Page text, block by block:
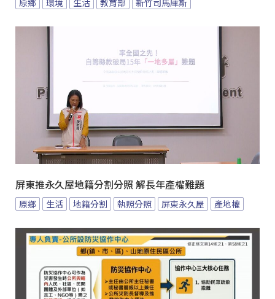
原鄉 環境 生活 教育部 新竹司馬庫斯
屏東推永久屋地籍分割分照 解長年產權難題
原鄉 生活 地籍分割 執照分照 屏東永久屋 產地權